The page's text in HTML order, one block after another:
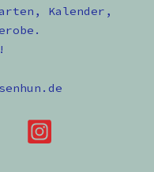
Kalender,